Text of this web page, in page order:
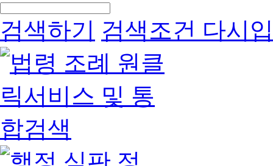
검색하기 검색조건 다시